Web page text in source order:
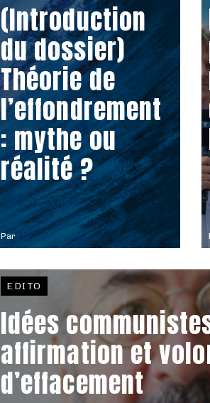
Par
(Introduction
du dossier)
Théorie de
l’effondrement
: mythe ou
réalité ?
EDITO
Idées
affirmation et
d’effacement